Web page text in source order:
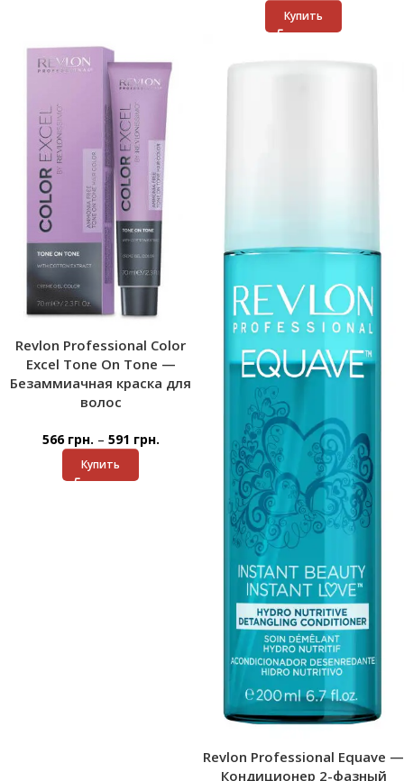
Купить
Revlon Professional Color
Excel Tone On Tone —
Безаммиачная краска для
волос
566 грн. – 591 грн.
Купить
Revlon Professional Equave —
Кондиционер 2-фазный